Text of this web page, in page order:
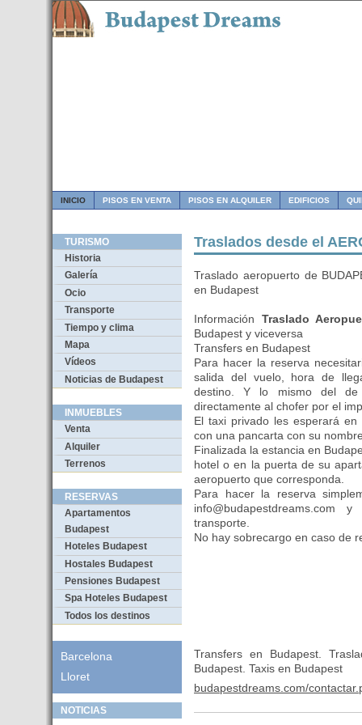
INICIO PISOS EN VENTA PISOS EN ALQUILER EDIFICIOS
TURISMO
Historia
Galería
Ocio
Transporte
Tiempo y clima
Mapa
Vídeos
Noticias de Budapest
INMUEBLES
Venta
Alquiler
Terrenos
RESERVAS
Apartamentos
Budapest
Hoteles Budapest
Hostales Budapest
Pensiones Budapest
Spa Hoteles Budapest
Todos los destinos
Barcelona
Lloret
NOTICIAS
Traslados desde el
Traslado aeropuerto de
en Budapest
Información Traslado
Budapest y viceversa
Transfers en Budapest
Para hacer la reserva
salida del vuelo, hora de
destino. Y lo mismo del
directamente al chofer por el
El taxi privado les esperará
con una pancarta con su
Finalizada la estancia en
hotel o en la puerta de su
aeropuerto que corresponda.
Para hacer la reserva
transporte.
No hay sobrecargo en caso de
Transfers en Budapest.
Budapest. Taxis en Budapest
budapestdreams.com/